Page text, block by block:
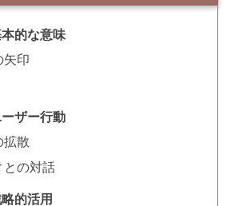
的な意味
矢印
ザー行動
拡散
との対話
的活用